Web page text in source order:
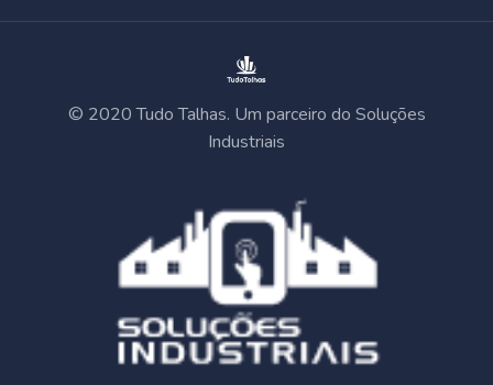
© 2020 Tudo Talhas. Um parceiro do Soluções
Industriais